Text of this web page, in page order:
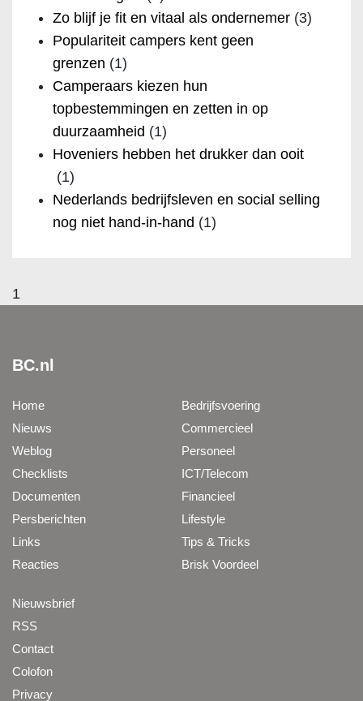
Zo blijf je fit en vitaal als ondernemer (3)
Populariteit campers kent geen
grenzen (1)
Camperaars kiezen hun
topbestemmingen en zetten in op
duurzaamheid (1)
Hoveniers hebben het drukker dan ooit
(1)
Nederlands bedrijfsleven en social selling
nog niet hand-in-hand (1)
1
BC.nl
Home
Nieuws
Weblog
Checklists
Documenten
Persberichten
Links
Reacties
Bedrijfsvoering
Commercieel
Personeel
ICT/Telecom
Financieel
Lifestyle
Tips & Tricks
Brisk Voordeel
Nieuwsbrief
RSS
Contact
Colofon
Privacy